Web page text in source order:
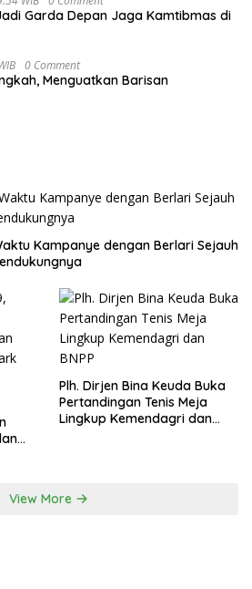
Garda Depan Jaga Kamtibmas di
0 Comment
Menguatkan Barisan
Kampanye dengan Berlari Sejauh
Plh. Dirjen Bina Keuda Buka
Pertandingan Tenis Meja
Lingkup Kemendagri dan
View More